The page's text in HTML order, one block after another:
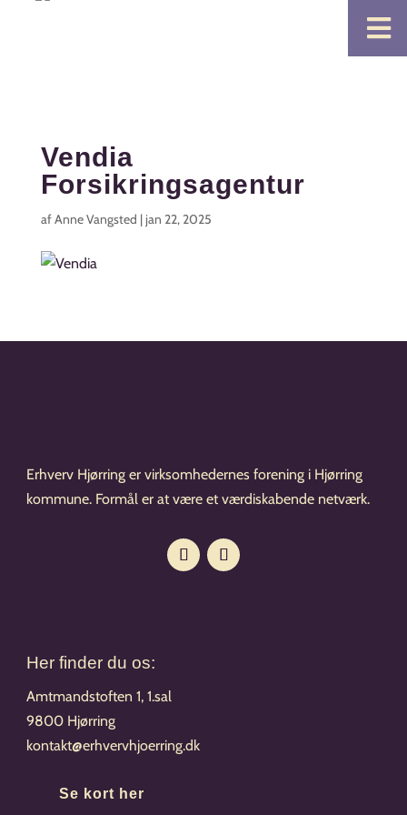

Vendia
Forsikringsagentur
afAnne Vangsted | jan 22, 2025
Erhverv Hjørring er virksomhedernes forening i Hjørring
kommune. Formål er at være et værdiskabende netværk.
Her finder du os:
Amtmandstoften 1, 1.sal
9800 Hjørring
kontakt@erhvervhjoerring.dk
Se kort her